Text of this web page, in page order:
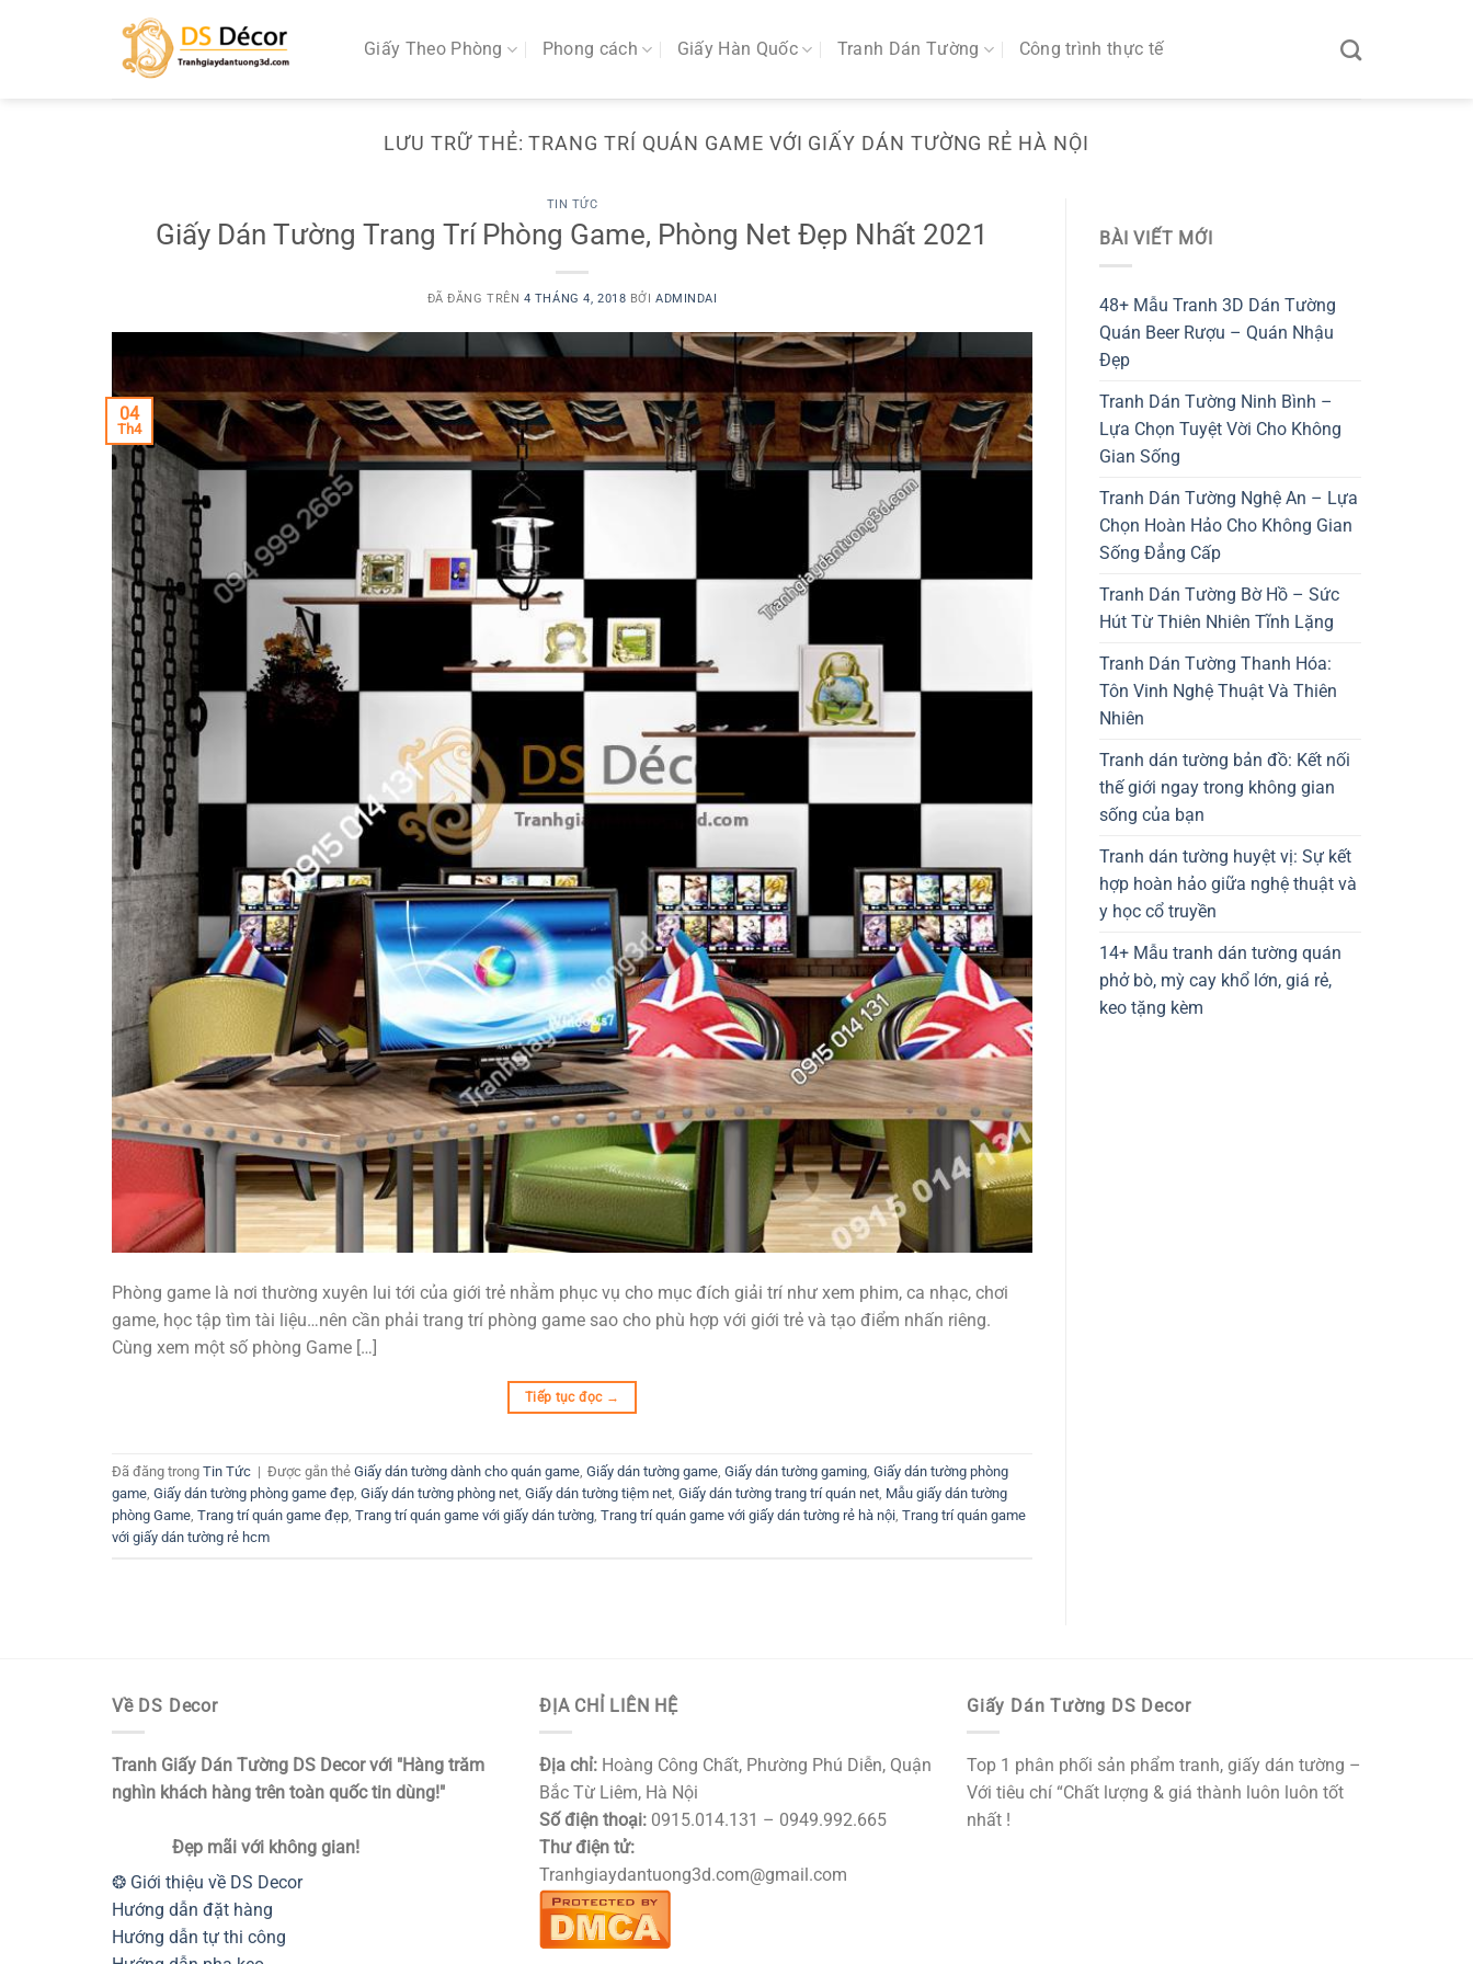
Giấy Theo Phòng Phong cách Giấy Hàn Quốc Tranh Dán Tường Công trình thực tế
LƯU TRỮ THẺ:TRANG TRÍ QUÁN GAME VỚI GIẤY DÁN TƯỜNG RẺ HÀ NỘI
TIN TỨC
Giấy Dán Tường Trang Trí Phòng Game, Phòng Net Đẹp Nhất 2021
ĐÃ ĐĂNG TRÊN 4 THÁNG 4, 2018 BỞI ADMINDAI
04
Th4
Phòng game là nơi thường xuyên lui tới của giới trẻ nhằm phục vụ cho mục đích giải trí như xem phim, ca nhạc, chơi
game, học tập tìm tài liệu…nên cần phải trang trí phòng game sao cho phù hợp với giới trẻ và tạo điểm nhấn riêng.
Cùng xem một số phòng Game […]
Tiếp tục đọc →
Đã đăng trong Tin Tức | Được gắn thẻ Giấy dán tường dành cho quán game, Giấy dán tường game, Giấy dán tường gaming, Giấy dán tường phòng
game, Giấy dán tường phòng game đẹp, Giấy dán tường phòng net, Giấy dán tường tiệm net, Giấy dán tường trang trí quán net, Mẫu giấy dán tường
phòng Game, Trang trí quán game đẹp, Trang trí quán game với giấy dán tường, Trang trí quán game với giấy dán tường rẻ hà nội, Trang trí quán game
với giấy dán tường rẻ hcm
BÀI VIẾT MỚI
48+ Mẫu Tranh 3D Dán Tường
Quán Beer Rượu – Quán Nhậu
Đẹp
Tranh Dán Tường Ninh Bình –
Lựa Chọn Tuyệt Vời Cho Không
Gian Sống
Tranh Dán Tường Nghệ An – Lựa
Chọn Hoàn Hảo Cho Không Gian
Sống Đẳng Cấp
Tranh Dán Tường Bờ Hồ – Sức
Hút Từ Thiên Nhiên Tĩnh Lặng
Tranh Dán Tường Thanh Hóa:
Tôn Vinh Nghệ Thuật Và Thiên
Nhiên
Tranh dán tường bản đồ: Kết nối
thế giới ngay trong không gian
sống của bạn
Tranh dán tường huyệt vị: Sự kết
hợp hoàn hảo giữa nghệ thuật và
y học cổ truyền
14+ Mẫu tranh dán tường quán
phở bò, mỳ cay khổ lớn, giá rẻ,
keo tặng kèm
Về DS Decor
Tranh Giấy Dán Tường DS Decor với "Hàng trăm
nghìn khách hàng trên toàn quốc tin dùng!"
Đẹp mãi với không gian!
❂ Giới thiệu về DS Decor
Hướng dẫn đặt hàng
Hướng dẫn tự thi công
ĐỊA CHỈ LIÊN HỆ
Địa chỉ: Hoàng Công Chất, Phường Phú Diễn, Quận
Bắc Từ Liêm, Hà Nội
Số điện thoại: 0915.014.131 – 0949.992.665
Thư điện tử:
Tranhgiaydantuong3d.com@gmail.com
Giấy Dán Tường DS Decor
Top 1 phân phối sản phẩm tranh, giấy dán tường –
Với tiêu chí “Chất lượng & giá thành luôn luôn tốt
nhất !